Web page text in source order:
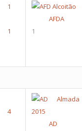
AFDA
1
AD